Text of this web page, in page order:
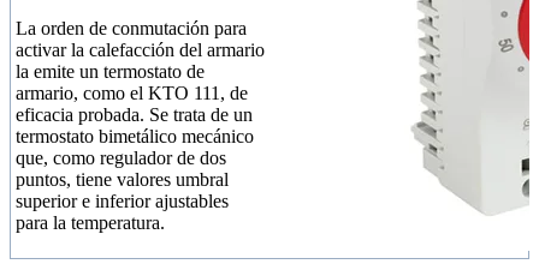
La orden de conmutación para
activar la calefacción del armario
la emite un termostato de
armario, como el KTO 111, de
eficacia probada. Se trata de un
termostato bimetálico mecánico
que, como regulador de dos
puntos, tiene valores umbral
superior e inferior ajustables
para la temperatura.